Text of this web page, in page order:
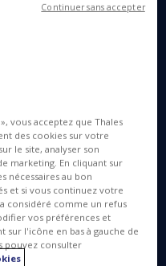
espagnole pour
seules quelques
dans le monde
vous acceptez que Thales
des cookies sur votre
le site, analyser son
marketing. En cliquant sur
nécessaires au bon
et si vous continuez votre
considéré comme un refus
vos préférences et
l'icône en bas à gauche de
pouvez consulter
Continuer sans accepter